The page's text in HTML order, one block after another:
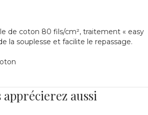
de coton 80 fils/cm², traitement « easy
la souplesse et facilite le repassage.
apprécierez aussi